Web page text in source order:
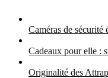
Caméras de sécurité
Cadeaux pour elle :
Originalité des